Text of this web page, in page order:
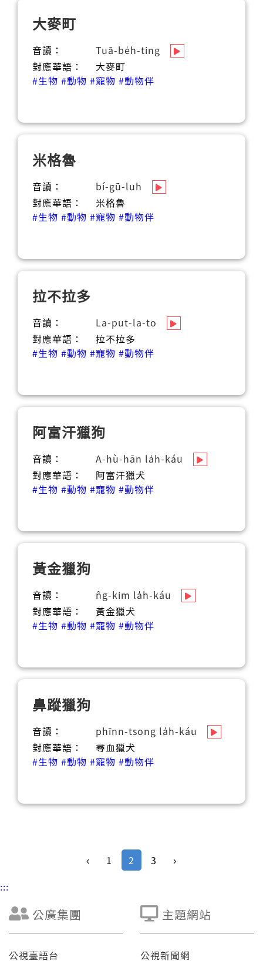
大麥町
音讀：
Tuā-be̍h-ting
對應華語：
大麥町
#生物 #動物 #寵物 #動物伴
米格魯
音讀：
bí-gū-luh
對應華語：
米格魯
#生物 #動物 #寵物 #動物伴
拉不拉多
音讀：
La-put-la-to
對應華語：
拉不拉多
#生物 #動物 #寵物 #動物伴
阿富汗獵狗
音讀：
A-hù-hān la̍h-káu
對應華語：
阿富汗獵犬
#生物 #動物 #寵物 #動物伴
黃金獵狗
音讀：
n̂g-kim la̍h-káu
對應華語：
黃金獵犬
#生物 #動物 #寵物 #動物伴
鼻蹤獵狗
音讀：
phīnn-tsong la̍h-káu
對應華語：
尋血獵犬
#生物 #動物 #寵物 #動物伴
‹ 1 2 3
›
:::
公廣集團
公視臺語台
主題網站
公視新聞網